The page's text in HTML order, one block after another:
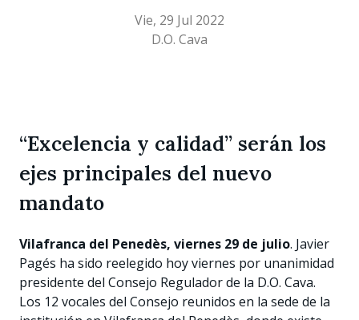
Vie, 29 Jul 2022
D.O. Cava
“Excelencia y calidad” serán los
ejes principales del nuevo
mandato
Vilafranca del Penedès, viernes 29 de julio. Javier
Pagés ha sido reelegido hoy viernes por unanimidad
presidente del Consejo Regulador de la D.O. Cava.
Los 12 vocales del Consejo reunidos en la sede de la